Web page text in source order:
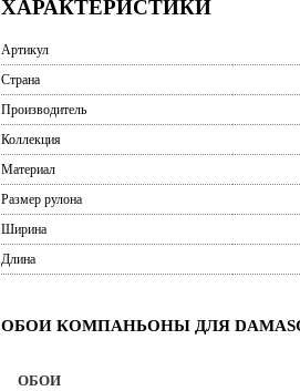
ХАРАКТЕРИСТИКИ
Артикул
Страна
Производитель
Коллекция
Материал
Размер рулона
Ширина
Длина
ОБОИ КОМПАНЬОНЫ ДЛЯ
ОБОИ